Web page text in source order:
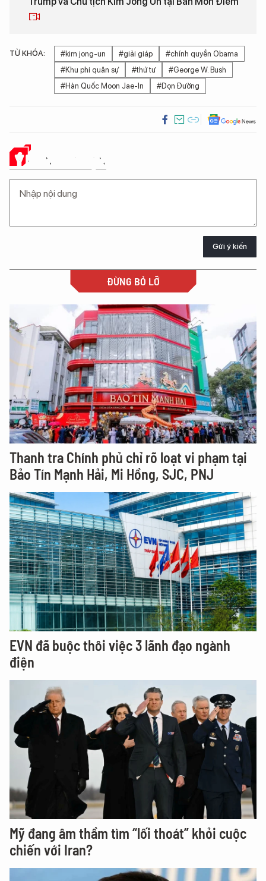
TỪ KHÓA: #kim jong-un #giải giáp
#chính quyền Obama
#Khu phi quân sự
#thứ tư
#George W. Bush
#Hàn Quốc Moon Jae-In
#Dọn Đường
Ý KIẾN CỦA BẠN
Gửi ý kiến
ĐỪNG BỎ LỠ
Thanh tra Chính phủ chỉ rõ loạt vi phạm tại
Bảo Tín Mạnh Hải, Mi Hồng, SJC, PNJ
EVN đã buộc thôi việc 3 lãnh đạo ngành
điện
Mỹ đang âm thầm tìm “lối thoát” khỏi cuộc
chiến với Iran?